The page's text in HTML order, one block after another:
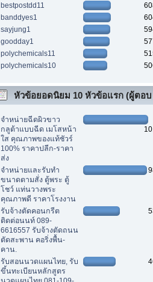
bestpostdd11
banddyes1
sayjung1
goodday1
polychemicals11
polychemicals10
หัวข้อยอดนิยม 10 หัวข้อแรก (ผู้ตอบ
สูงสุด)
จำหน่ายฉีดผิวขาว
กลูต้าแบบฉีด เมโสหน้า
ใส คุณภาพของแท้ชัวร์
100% ราคาปลีก-ราคา
ส่ง
จำหน่ายและรับทำ
ขนาดตามสั่ง ตู้พระ ตู้
โชว์ แท่นวางพระ
คุณภาพดี ราคาโรงงาน
รับจ้างตัดคอนกรีต
ติดต่อนนท์ 089-
6616557 รับจ้างตัดถนน
ตัดสะพาน คอริ่งพื้น-
คาน.
รับสอนนวดแผนไทย, รับ
ขึ้นทะเบียนหลักสูตร